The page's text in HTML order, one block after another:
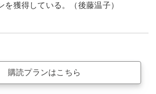
を獲得している。（後藤温子）
購読プランはこちら